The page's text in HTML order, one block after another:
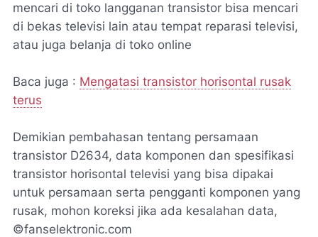
mencari di toko langganan transistor bisa mencari
di bekas televisi lain atau tempat reparasi televisi,
atau juga belanja di toko online
Baca juga : Mengatasi transistor horisontal rusak
terus
Demikian pembahasan tentang persamaan
transistor D2634, data komponen dan spesifikasi
transistor horisontal televisi yang bisa dipakai
untuk persamaan serta pengganti komponen yang
rusak, mohon koreksi jika ada kesalahan data,
©fanselektronic.com